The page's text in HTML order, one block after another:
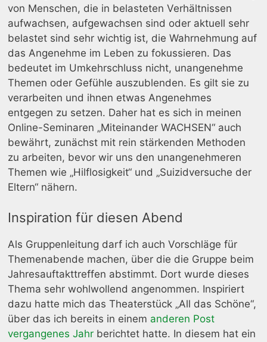
von Menschen, die in belasteten Verhältnissen
aufwachsen, aufgewachsen sind oder aktuell sehr
belastet sind sehr wichtig ist, die Wahrnehmung auf
das Angenehme im Leben zu fokussieren. Das
bedeutet im Umkehrschluss nicht, unangenehme
Themen oder Gefühle auszublenden. Es gilt sie zu
verarbeiten und ihnen etwas Angenehmes
entgegen zu setzen. Daher hat es sich in meinen
Online-Seminaren „Miteinander WACHSEN“ auch
bewährt, zunächst mit rein stärkenden Methoden
zu arbeiten, bevor wir uns den unangenehmeren
Themen wie „Hilflosigkeit“ und „Suizidversuche der
Eltern“ nähern.
Inspiration für diesen Abend
Als Gruppenleitung darf ich auch Vorschläge für
Themenabende machen, über die die Gruppe beim
Jahresauftakttreffen abstimmt. Dort wurde dieses
Thema sehr wohlwollend angenommen. Inspiriert
dazu hatte mich das Theaterstück „All das Schöne“,
über das ich bereits in einem anderen Post
vergangenes Jahr berichtet hatte. In diesem hat ein